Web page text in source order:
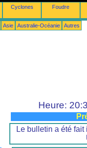
Cyclones Foudre
Asie Australie-Océanie Autres
Heure:
Le bulletin a été fait